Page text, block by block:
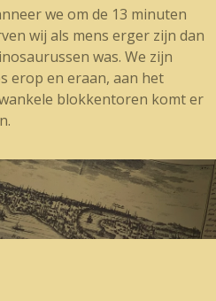
we om de 13 minuten
wij als mens erger zijn dan
was. We zijn
erop en eraan, aan het
blokkentoren komt er